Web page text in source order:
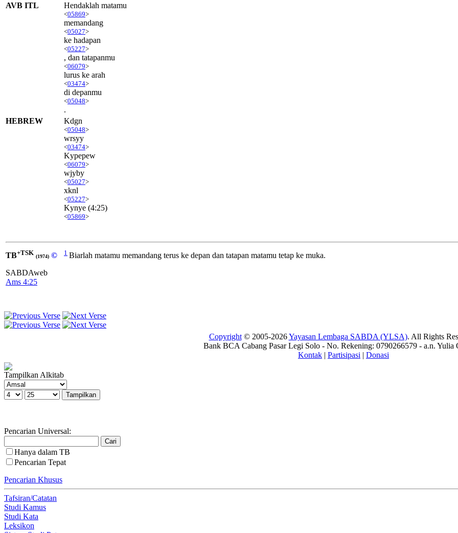
AVB ITL
Hendaklah matamu
<05869>
memandang
<05027>
ke hadapan
<05227>
, dan tatapanmu
<06079>
lurus ke arah
<03474>
di depanmu
<05048>
.
HEBREW
Kdgn
<05048>
wrsyy
<03474>
Kypepew
<06079>
wjyby
<05027>
xknl
<05227>
Kynye (4:25)
<05869>
TB+TSK (1974) ©
SABDAweb
Ams 4:25
1 Biarlah matamu memandang terus ke depan dan tatapan matamu tetap ke muka.
Copyright© 2005-2026Yayasan Lembaga SABDA (YLSA). All Rights
Bank BCA Cabang Pasar Legi Solo - No. Rekening: 0790266579 - a.n. Yulia
Kontak | Partisipasi | Donasi
Tampilkan Alkitab
Pencarian Universal:
Hanya dalam TB
Pencarian Tepat
Pencarian Khusus
Tafsiran/Catatan
Studi Kamus
Studi Kata
Leksikon